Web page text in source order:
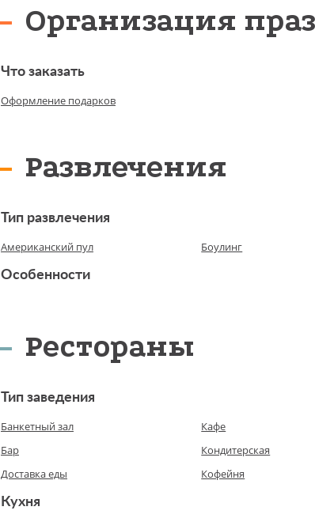
Организация
Что заказать
Оформление подарков
Развлечения
Тип развлечения
Американский пул
Боулинг
Особенности
Рестораны
Тип заведения
Банкетный зал
Бар
Доставка еды
Кафе
Кондитерская
Кофейня
Кухня